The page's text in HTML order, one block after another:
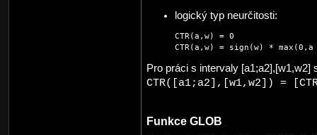
logický typ neurčitosti:
CTR(a,w) = 0
CTR(a,w) = sign(w) *
Pro práci s intervaly [a1;a2],[w1,w2]
CTR([a1;a2],[w1,w2]) =
Funkce GLOB